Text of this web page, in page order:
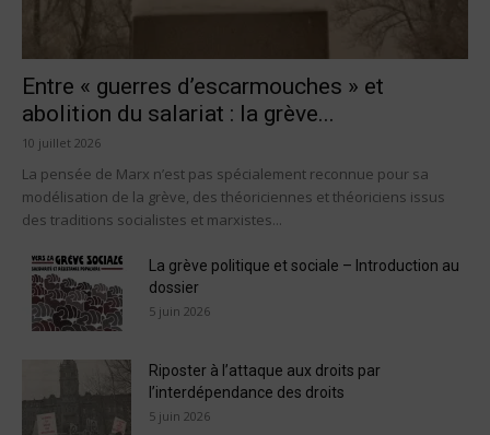
Entre « guerres d’escarmouches » et
abolition du salariat : la grève...
10 juillet 2026
La pensée de Marx n’est pas spécialement reconnue pour sa
modélisation de la grève, des théoriciennes et théoriciens issus
des traditions socialistes et marxistes...
La grève politique et sociale – Introduction au
dossier
5 juin 2026
Riposter à l’attaque aux droits par
l’interdépendance des droits
5 juin 2026